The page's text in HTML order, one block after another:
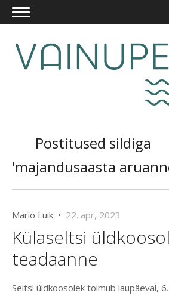
Postitused sildiga
'majandusaasta
Mario Luik • 22. apr, 2023
Külaseltsi
teadaanne
Seltsi üldkoosolek toimub laupäeval,